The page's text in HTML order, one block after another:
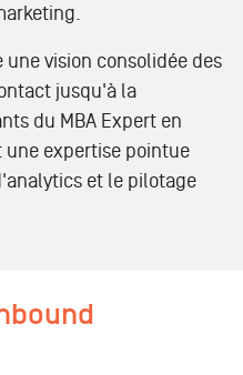
une vision consolidée des
jusqu'à la
du MBA Expert en
expertise pointue
et le pilotage